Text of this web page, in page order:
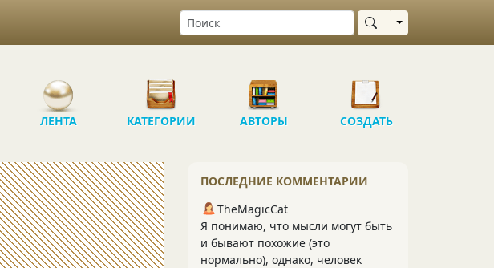
Выбрать область
ЛЕНТА КАТЕГОРИИ АВТОРЫ СОЗДАТЬ
ПОСЛЕДНИЕ КОММЕНТАРИИ
TheMagicCat
Я понимаю, что мысли могут быть
и бывают похожие (это
нормально), однако, человек